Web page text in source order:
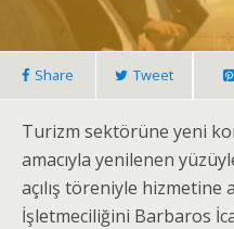
Share Tweet
Turizm sektörüne yeni
amacıyla yenilenen
açılış töreniyle hizmetine
İşletmeciliğini Barbaros